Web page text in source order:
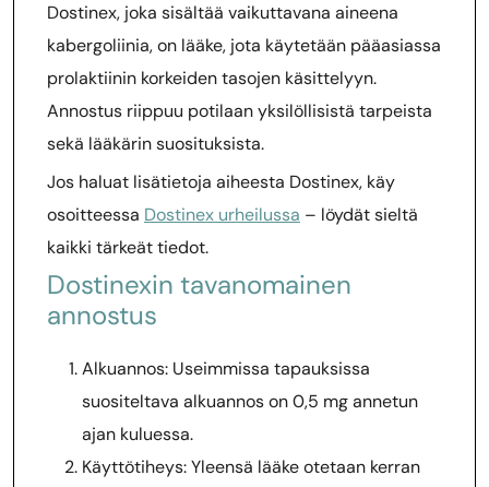
Dostinex, joka sisältää vaikuttavana aineena
kabergoliinia, on lääke, jota käytetään pääasiassa
prolaktiinin korkeiden tasojen käsittelyyn.
Annostus riippuu potilaan yksilöllisistä tarpeista
sekä lääkärin suosituksista.
Jos haluat lisätietoja aiheesta Dostinex, käy
osoitteessa Dostinex urheilussa – löydät sieltä
kaikki tärkeät tiedot.
Dostinexin tavanomainen
annostus
Alkuannos: Useimmissa tapauksissa
suositeltava alkuannos on 0,5 mg annetun
ajan kuluessa.
Käyttötiheys: Yleensä lääke otetaan kerran